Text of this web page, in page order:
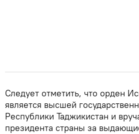
Следует отметить, что орден
является высшей
Республики Таджикистан и
президента страны за